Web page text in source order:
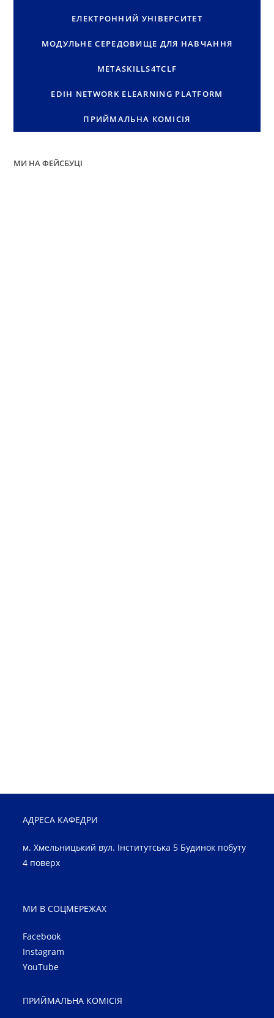
ЕЛЕКТРОННИЙ УНІВЕРСИТЕТ
МОДУЛЬНЕ СЕРЕДОВИЩЕ ДЛЯ НАВЧАННЯ
METASKILLS4TCLF
EDIH NETWORK ELEARNING PLATFORM
ПРИЙМАЛЬНА КОМІСІЯ
МИ НА ФЕЙСБУЦІ
АДРЕСА КАФЕДРИ
м. Хмельницький вул. Інститутська 5 Будинок побуту
4 поверх
МИ В СОЦМЕРЕЖАХ
Facebook
Instagram
YouTube
ПРИЙМАЛЬНА КОМІСІЯ